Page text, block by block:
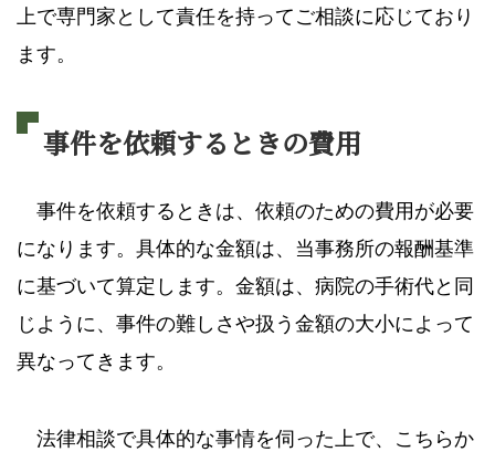
上で専門家として責任を持ってご相談に応じており
ます。
事件を依頼するときの費用
事件を依頼するときは、依頼のための費用が必要
になります。具体的な金額は、当事務所の報酬基準
に基づいて算定します。金額は、病院の手術代と同
じように、事件の難しさや扱う金額の大小によって
異なってきます。
法律相談で具体的な事情を伺った上で、こちらか